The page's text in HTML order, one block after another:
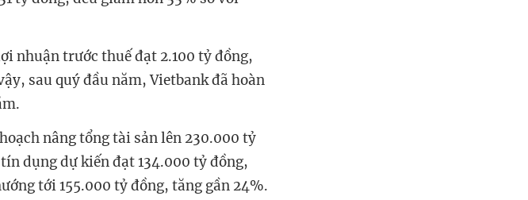
nhuận trước thuế đạt 2.100 tỷ đồng,
sau quý đầu năm, Vietbank đã hoàn
nâng tổng tài sản lên 230.000 tỷ
dụng dự kiến đạt 134.000 tỷ đồng,
tới 155.000 tỷ đồng, tăng gần 24%.